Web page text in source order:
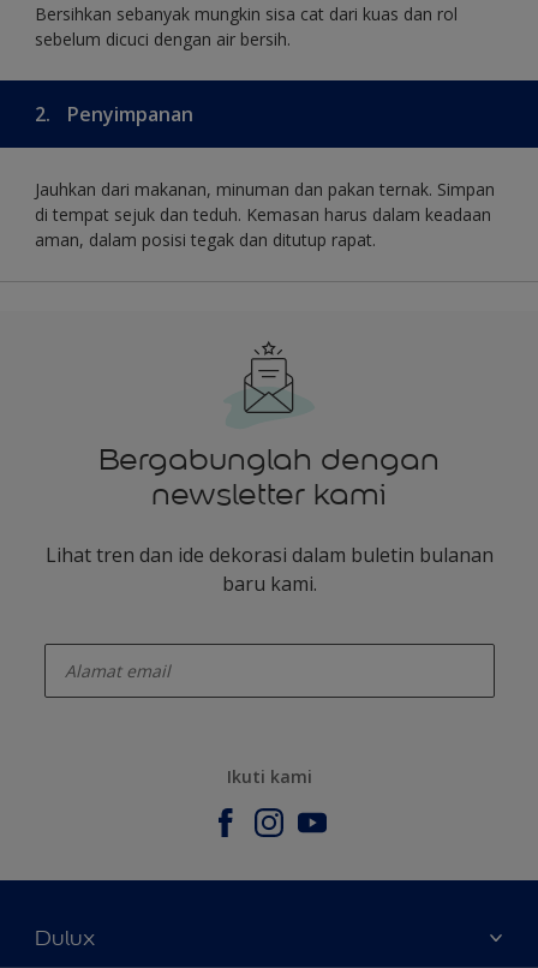
Bersihkan sebanyak mungkin sisa cat dari kuas dan rol
sebelum dicuci dengan air bersih.
2. Penyimpanan
Jauhkan dari makanan, minuman dan pakan ternak. Simpan
di tempat sejuk dan teduh. Kemasan harus dalam keadaan
aman, dalam posisi tegak dan ditutup rapat.
Bergabunglah dengan
newsletter kami
Lihat tren dan ide dekorasi dalam buletin bulanan
baru kami.
Ikuti kami
Dulux